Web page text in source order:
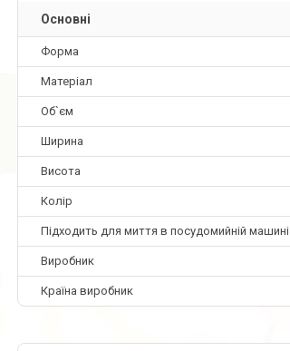
Основні
Форма
Матеріал
Об`єм
Ширина
Висота
Колір
Підходить для миття в посудомийній машині
Виробник
Країна виробник